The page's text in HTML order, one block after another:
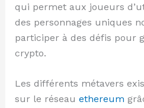
qui permet aux joueurs
des personnages uniques
participer à des défis pour
crypto.
Les différents métavers
sur le réseau ethereum